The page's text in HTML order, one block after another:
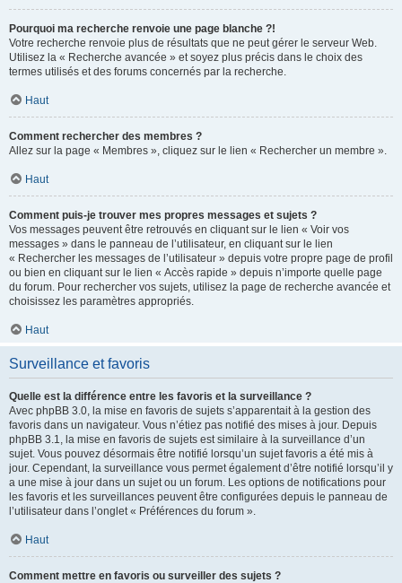
Pourquoi ma recherche renvoie une page blanche ?!
Votre recherche renvoie plus de résultats que ne peut gérer le serveur Web.
Utilisez la « Recherche avancée » et soyez plus précis dans le choix des
termes utilisés et des forums concernés par la recherche.
Haut
Comment rechercher des membres ?
Allez sur la page « Membres », cliquez sur le lien « Rechercher un membre ».
Haut
Comment puis-je trouver mes propres messages et sujets ?
Vos messages peuvent être retrouvés en cliquant sur le lien « Voir vos
messages » dans le panneau de l’utilisateur, en cliquant sur le lien
« Rechercher les messages de l’utilisateur » depuis votre propre page de profil
ou bien en cliquant sur le lien « Accès rapide » depuis n’importe quelle page
du forum. Pour rechercher vos sujets, utilisez la page de recherche avancée et
choisissez les paramètres appropriés.
Haut
Surveillance et favoris
Quelle est la différence entre les favoris et la surveillance ?
Avec phpBB 3.0, la mise en favoris de sujets s’apparentait à la gestion des
favoris dans un navigateur. Vous n’étiez pas notifié des mises à jour. Depuis
phpBB 3.1, la mise en favoris de sujets est similaire à la surveillance d’un
sujet. Vous pouvez désormais être notifié lorsqu’un sujet favoris a été mis à
jour. Cependant, la surveillance vous permet également d’être notifié lorsqu’il y
a une mise à jour dans un sujet ou un forum. Les options de notifications pour
les favoris et les surveillances peuvent être configurées depuis le panneau de
l’utilisateur dans l’onglet « Préférences du forum ».
Haut
Comment mettre en favoris ou surveiller des sujets ?